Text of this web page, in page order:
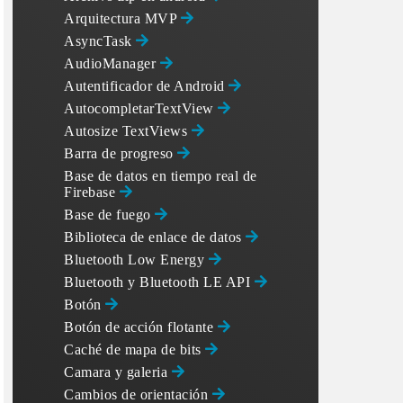
Arquitectura MVP
AsyncTask
AudioManager
Autentificador de Android
AutocompletarTextView
Autosize TextViews
Barra de progreso
Base de datos en tiempo real de
Firebase
Base de fuego
Biblioteca de enlace de datos
Bluetooth Low Energy
Bluetooth y Bluetooth LE API
Botón
Botón de acción flotante
Caché de mapa de bits
Camara y galeria
Cambios de orientación